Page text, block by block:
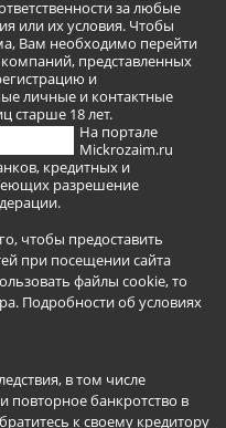
за любые
или их условия. Чтобы
Вам необходимо перейти
представленных
и
личные и контактные
старше 18 лет.
На портале
Mickrozaim.ru
кредитных и
разрешение
чтобы предоставить
при посещении сайта
файлы cookie, то
Подробности об условиях
в том числе
повторное банкротство в
к своему кредитору